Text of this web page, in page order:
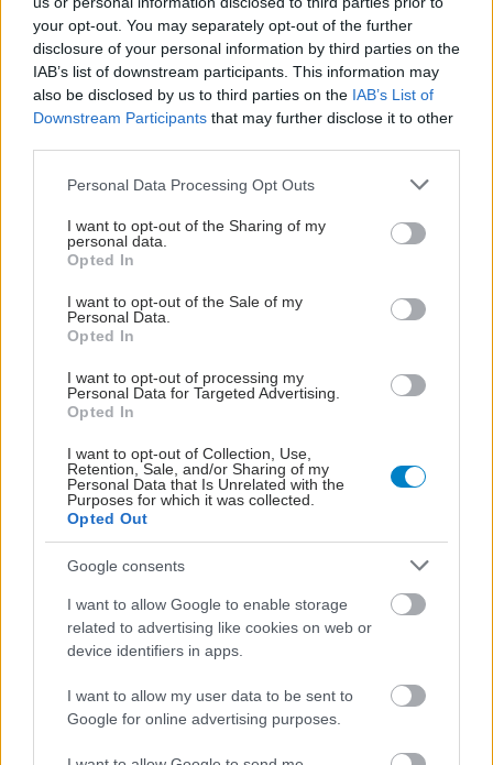
your opt-out. You may separately opt-out of the further
disclosure of your personal information by third parties on the
IAB’s list of downstream participants. This information may
also be disclosed by us to third parties on the IAB’s List of
Downstream Participants that may further disclose it to other
Please note that this website/app uses one or more Google
not limited to your visit or usage behaviour. You may click to
grant or deny consent to Google and its third-party tags to
use your data for below specified purposes in below Google
consent section.
Personal Data Processing Opt Outs
I want to opt-out of the Sharing of my
personal data.
Opted In
I want to opt-out of the Sale of my
Personal Data.
Opted In
I want to opt-out of processing my
Personal Data for Targeted Advertising.
Opted In
I want to opt-out of Collection, Use,
Retention, Sale, and/or Sharing of my
Personal Data that Is Unrelated with the
Purposes for which it was collected.
Opted Out
Google consents
I want to allow Google to enable storage
related to advertising like cookies on web or
device identifiers in apps.
I want to allow my user data to be sent to
Google for online advertising purposes.
ΣΗΜΕΡΑ ΣΤΟ IATRONET.GR